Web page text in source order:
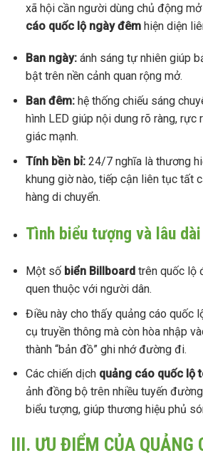
xã hội cần người dùng chủ động
cáo quốc lộ ngày đêmhiện diện
Ban ngày:ánh sáng tự nhiên giúp
bật trên nền cảnh quan rộng mở.
Ban đêm:hệ thống chiếu sáng
hình LED giúp nội dung rõ ràng, rực
giác mạnh.
Tính bền bỉ:24/7 nghĩa là thương
khung giờ nào, tiếp cận liên tục tất
hàng di chuyển.
Tình biểu tượng và lâu dài
Một số biển Billboard trên quốc lộ
quen thuộc với người dân.
Điều này cho thấy quảng cáo quốc
cụ truyền thông mà còn hòa nhập
thành “bản đồ” ghi nhớ đường đi.
Các chiến dịch quảng cáo quốc lộ
ảnh đồng bộ trên nhiều tuyến
biểu tượng, giúp thương hiệu phủ
III. ƯU ĐIỂM CỦA QUẢNG